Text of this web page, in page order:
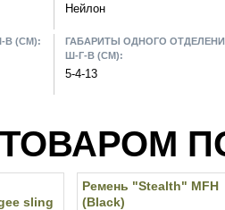
Нейлон
В (СМ):
ГАБАРИТЫ ОДНОГО
Ш-Г-В (СМ):
5-4-13
sling
Ремень "Stealth" MFH
(Black)